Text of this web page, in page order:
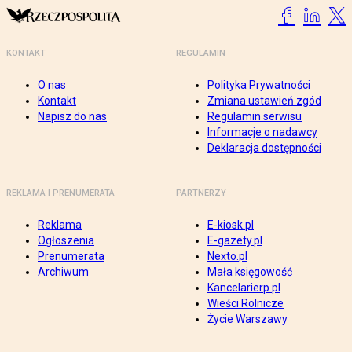
KONTAKT
O nas
Kontakt
Napisz do nas
REGULAMIN
Polityka Prywatności
Zmiana ustawień zgód
Regulamin serwisu
Informacje o nadawcy
Deklaracja dostępności
REKLAMA I PRENUMERATA
Reklama
Ogłoszenia
Prenumerata
Archiwum
PARTNERZY
E-kiosk.pl
E-gazety.pl
Nexto.pl
Mała księgowość
Kancelarierp.pl
Wieści Rolnicze
Życie Warszawy